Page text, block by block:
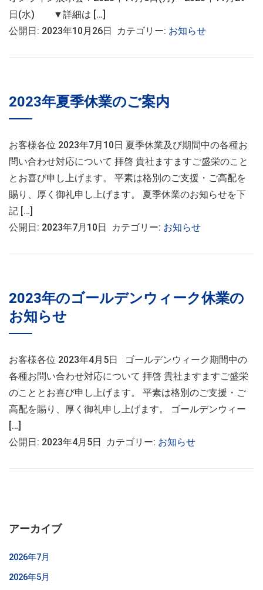
日(水) ▼詳細は […]
公開日: 2023年10月26日 カテゴリー: お知らせ
2023年夏季休業のご案内
お客様各位 2023年7月10日 夏季休業及び期間中の各種お
問い合わせ対応について 拝啓 貴社ますますご盛栄のこと
とお喜び申し上げます。 平素は格別のご支援・ご高配を
賜り、厚く御礼申し上げます。 夏季休業のお知らせを下
記 […]
公開日: 2023年7月10日 カテゴリー: お知らせ
2023年のゴールデンウィーク休業の
お知らせ
お客様各位 2023年4月5日 ゴールデンウィーク期間中の
各種お問い合わせ対応について 拝啓 貴社ますますご盛栄
のこととお喜び申し上げます。 平素は格別のご支援・ご
高配を賜り、厚く御礼申し上げます。 ゴールデンウィー
[…]
公開日: 2023年4月5日 カテゴリー: お知らせ
アーカイブ
2026年7月
2026年5月